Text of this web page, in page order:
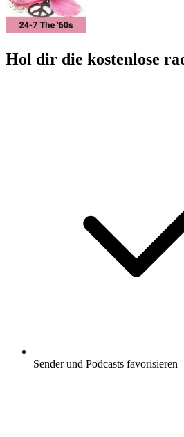
Hol dir die kostenlose
Sender und Podcasts favorisieren